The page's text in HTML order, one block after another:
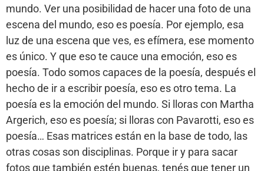
mundo. Ver una posibilidad de hacer una foto de una
escena del mundo, eso es poesía. Por ejemplo, esa
luz de una escena que ves, es efímera, ese momento
es único. Y que eso te cauce una emoción, eso es
poesía. Todo somos capaces de la poesía, después el
hecho de ir a escribir poesía, eso es otro tema. La
poesía es la emoción del mundo. Si lloras con Martha
Argerich, eso es poesía; si lloras con Pavarotti, eso es
poesía… Esas matrices están en la base de todo, las
otras cosas son disciplinas. Porque ir y para sacar
fotos que también estén buenas, tenés que tener un